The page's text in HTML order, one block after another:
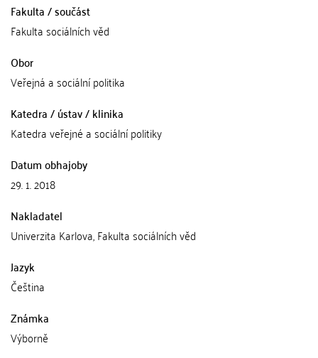
Fakulta / součást
Fakulta sociálních věd
Obor
Veřejná a sociální politika
Katedra / ústav / klinika
Katedra veřejné a sociální politiky
Datum obhajoby
29. 1. 2018
Nakladatel
Univerzita Karlova, Fakulta sociálních věd
Jazyk
Čeština
Známka
Výborně